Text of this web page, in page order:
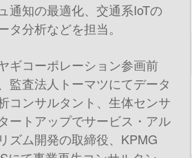
通知の最適化、交通系IoTの
タ分析などを担当。
ギコーポレーション参画前
監査法人トーマツにてデータ
コンサルタント、生体センサ
ートアップでサービス・アル
ズム開発の取締役、 KPMG